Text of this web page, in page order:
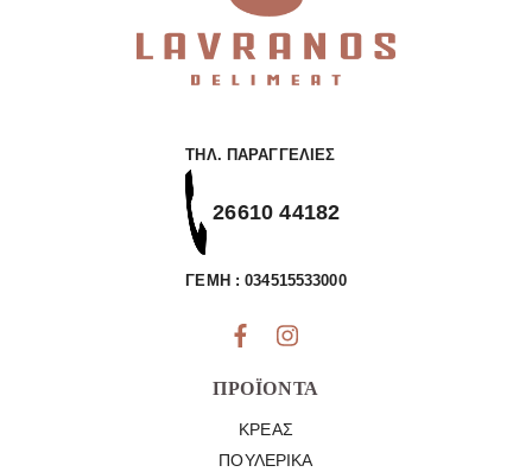
ΤΗΛ. ΠΑΡΑΓΓΕΛΊΕΣ
26610 44182
ΓΕΜΗ : 034515533000
ΠΡΟΪΌΝΤΑ
ΚΡΈΑΣ
ΠΟΥΛΕΡΙΚΆ